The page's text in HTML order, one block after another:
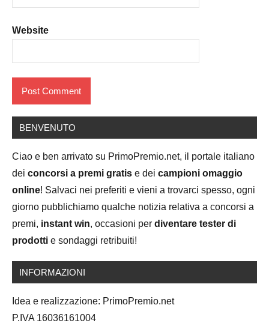
Website
BENVENUTO
Ciao e ben arrivato su PrimoPremio.net, il portale italiano
dei concorsi a premi gratis e dei campioni omaggio
online! Salvaci nei preferiti e vieni a trovarci spesso, ogni
giorno pubblichiamo qualche notizia relativa a concorsi a
premi, instant win, occasioni per diventare tester di
prodotti e sondaggi retribuiti!
INFORMAZIONI
Idea e realizzazione: PrimoPremio.net
P.IVA 16036161004